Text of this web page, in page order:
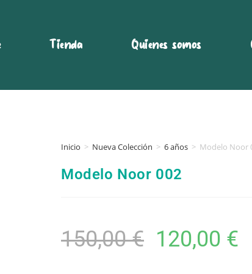
Tienda Quienes somos
Inicio > Nueva Colección > 6 años > Modelo Noor
Modelo Noor 002
150,00€ 120,00 €